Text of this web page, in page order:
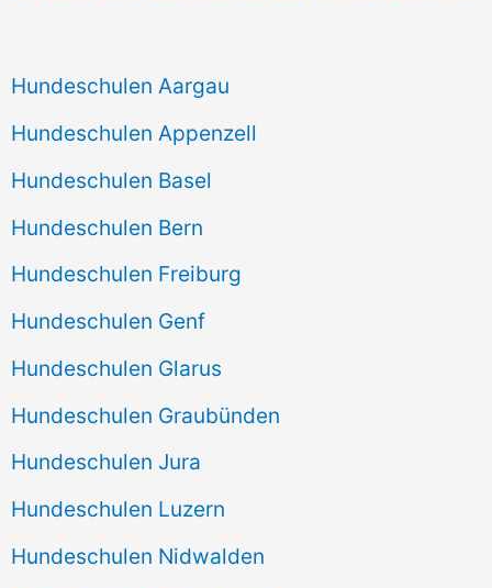
Hundeschulen Aargau
Hundeschulen Appenzell
Hundeschulen Basel
Hundeschulen Bern
Hundeschulen Freiburg
Hundeschulen Genf
Hundeschulen Glarus
Hundeschulen Graubünden
Hundeschulen Jura
Hundeschulen Luzern
Hundeschulen Nidwalden